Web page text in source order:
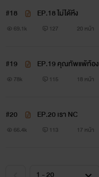
ฝากเป็นกำลังใจด้วยนะคะ
#18 EP.18 ไม่ได้หึง
69.1k 127 20 หน้า
#19 EP.19 คุณทัพแพ้ท้อง
78k 115 18 หน้า
#20 EP.20 เรา NC
66.4k 113 17 หน้า